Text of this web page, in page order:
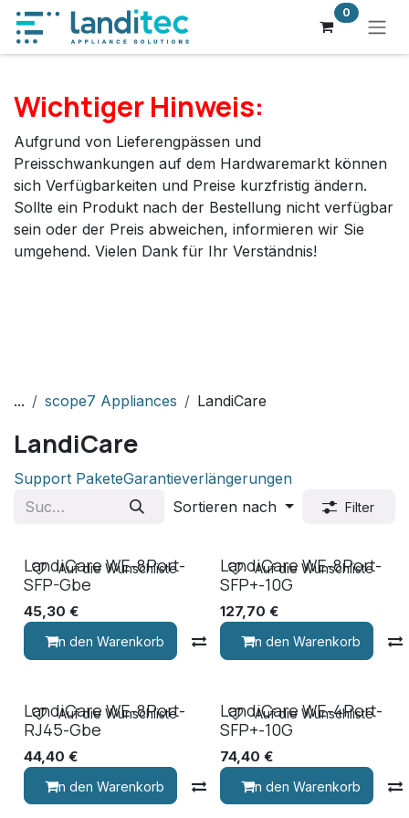
Zum Inhalt springen 0
Wichtiger Hinweis:
Aufgrund von Lieferengpässen und
Preisschwankungen auf dem Hardwaremarkt können
sich Verfügbarkeiten und Preise kurzfristig ändern.
Sollte ein Produkt nach der Bestellung nicht verfügbar
sein oder der Preis abweichen, informieren wir Sie
umgehend. Vielen Dank für Ihr Verständnis!
... scope7 Appliances LandiCare
LandiCare
Support PaketeGarantieverlängerungen
Sortieren nach
Filter
LandiCare WE-8Port-
SFP-Gbe
45,30 €
In den Warenkorb Vergleichen
Auf die Wunschliste
LandiCare WE-8Port-
SFP+-10G
127,70 €
In den Warenkorb
Auf die Wunschliste
LandiCare WE-8Port-
RJ45-Gbe
44,40 €
In den Warenkorb Vergleichen
Auf die Wunschliste
LandiCare WE-4Port-
SFP+-10G
74,40 €
In den Warenkorb
Auf die Wunschliste